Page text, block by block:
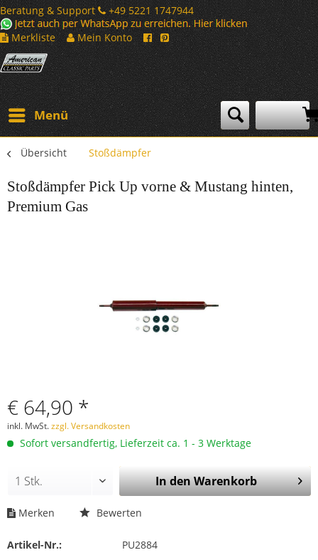
Beratung & Support
+49 5221 1747944
Merkliste
Mein Konto
Menü
Übersicht Stoßdämpfer
Stoßdämpfer Pick Up vorne & Mustang hinten,
Premium Gas
€ 64,90 *
inkl. MwSt.zzgl. Versandkosten
Sofort versandfertig, Lieferzeit ca. 1 - 3 Werktage
In denWarenkorb
Merken Bewerten
Artikel-Nr.: PU2884